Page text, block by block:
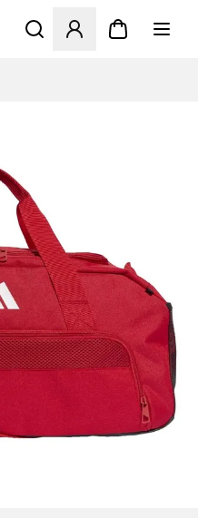
Apre una finestra modale